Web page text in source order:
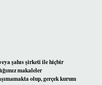
şahıs şirketi ile hiçbir
makaleler
olup, gerçek kurum